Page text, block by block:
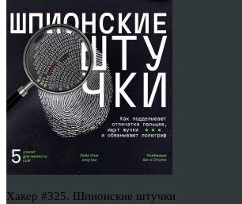
Хакер #325. Шпионские штучки